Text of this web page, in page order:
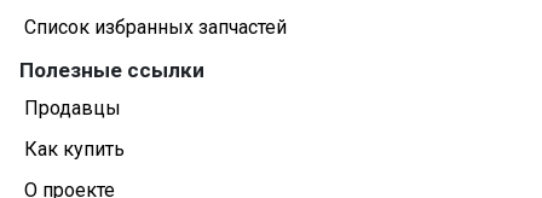
Список избранных запчастей
Полезные ссылки
Продавцы
Как купить
О проекте